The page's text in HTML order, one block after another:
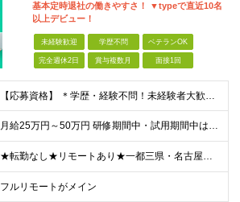
基本定時退社の働きやすさ！ ▼typeで直近10名
以上デビュー！
未経験歓迎 学歴不問 ベテランOK
完全週休2日 賞与複数月 面接1回
【応募資格】 ＊学歴・経験不問！未経験者大歓迎＊ ◆未経験からWebクリエイターとして働いてみたい方 ◆第二新卒・ブランクのある方も大歓迎！ ★学歴・知識・経験は一切問いません！ ★面接は「ポート
月給25万円～50万円 研修期間中・試用期間中は給与が異なります。 >>研修期間中（入社6ヶ月後）の給与 一律：月給21万円～50万円 >>試用期間中（6ヶ月）の給与 関東：月給21万円～ 関西
★転勤なし★リモートあり★一都三県・名古屋・関西・九州 ◎案件によって ┗完全在宅勤務（フルリモート）も可能！ ┗希望に応じて幅広い働き方やプランが選べます！ ◆本社または一都三県 （東京都・
フルリモートがメイン